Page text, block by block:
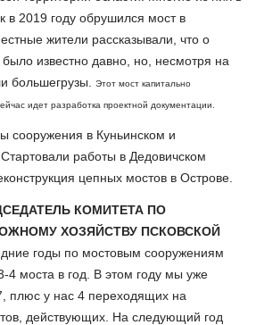
в 2019 году обрушился мост в
жители рассказывали, что о
известно давно, но, несмотря на
большегрузы.
Этот мост капитально
идет разработка проектной документации.
сооружения в Куньинском и
работы в Дедовичском
цепных мостов в Острове.
КОМИТЕТА ПО
ХОЗЯЙСТВУ ПСКОВСКОЙ
годы по мостовым сооружениям
4 моста в год. В этом году мы уже
плюс у нас 4 переходящих на
действующих. На следующий год